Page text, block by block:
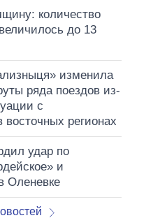
количество
до 13
изменила
ряда поездов из-
с
восточных регионах
удар по
и
Оленевке